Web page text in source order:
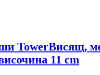
TowerВисящ,
11 cm